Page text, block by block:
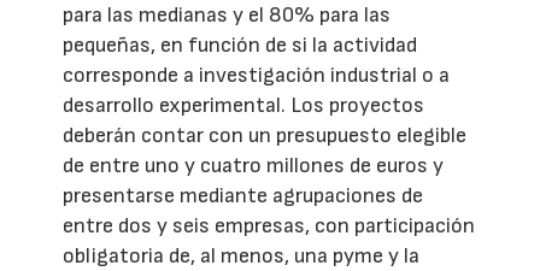
para las medianas y el 80% para las
pequeñas, en función de si la actividad
corresponde a investigación industrial o a
desarrollo experimental. Los proyectos
deberán contar con un presupuesto elegible
de entre uno y cuatro millones de euros y
presentarse mediante agrupaciones de
entre dos y seis empresas, con participación
obligatoria de, al menos, una pyme y la